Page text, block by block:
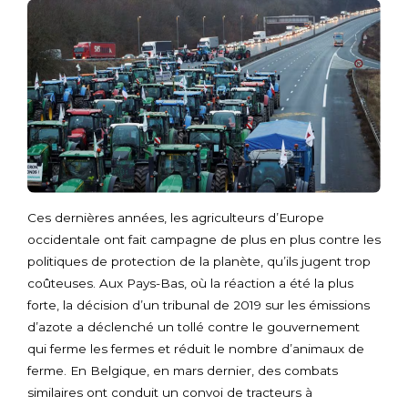
Ces dernières années, les agriculteurs d’Europe
occidentale ont fait campagne de plus en plus contre les
politiques de protection de la planète, qu’ils jugent trop
coûteuses. Aux Pays-Bas, où la réaction a été la plus
forte, la décision d’un tribunal de 2019 sur les émissions
d’azote a déclenché un tollé contre le gouvernement
qui ferme les fermes et réduit le nombre d’animaux de
ferme. En Belgique, en mars dernier, des combats
similaires ont conduit un convoi de tracteurs à